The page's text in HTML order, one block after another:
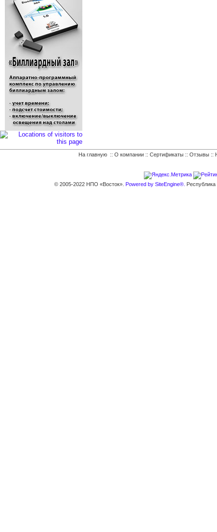
На главную :: О компании :: Сертификаты :: Отзывы ::
© 2005-2022 НПО «Восток». Powered by SiteEngine®.